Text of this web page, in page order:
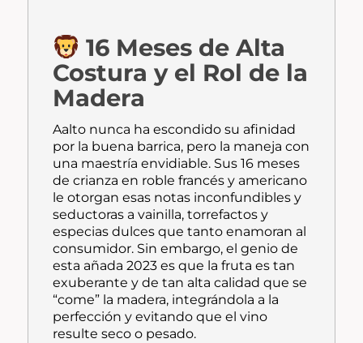
16 Meses de Alta
Costura y el Rol de la
Madera
Aalto nunca ha escondido su afinidad
por la buena barrica, pero la maneja con
una maestría envidiable. Sus 16 meses
de crianza en roble francés y americano
le otorgan esas notas inconfundibles y
seductoras a vainilla, torrefactos y
especias dulces que tanto enamoran al
consumidor. Sin embargo, el genio de
esta añada 2023 es que la fruta es tan
exuberante y de tan alta calidad que se
“come” la madera, integrándola a la
perfección y evitando que el vino
resulte seco o pesado.